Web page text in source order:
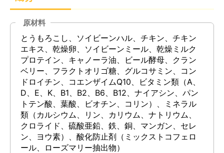
原材料
とうもろこし、ソイビーンハル、チキン、チキン
エキス、乾燥卵、ソイビーンミール、乾燥ミルク
プロテイン、キャノーラ油、ビール酵母、クラン
ベリー、フラクトオリゴ糖、グルコサミン、コン
ドロイチン、コエンザイムQ10、ビタミン類（A、
D、E、K、B1、B2、B6、B12、ナイアシン、パン
トテン酸、葉酸、ビオチン、コリン）、ミネラル
類（カルシウム、リン、カリウム、ナトリウム、
クロライド、硫酸亜鉛、鉄、銅、マンガン、セレ
ン、ヨウ素）、酸化防止剤（ミックストコフェロ
ール、ローズマリー抽出物）